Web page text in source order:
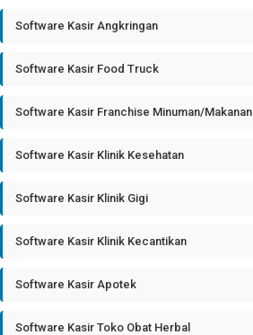
Software Kasir Angkringan
Software Kasir Food Truck
Software Kasir Franchise Minuman/Makanan
Software Kasir Klinik Kesehatan
Software Kasir Klinik Gigi
Software Kasir Klinik Kecantikan
Software Kasir Apotek
Software Kasir Toko Obat Herbal